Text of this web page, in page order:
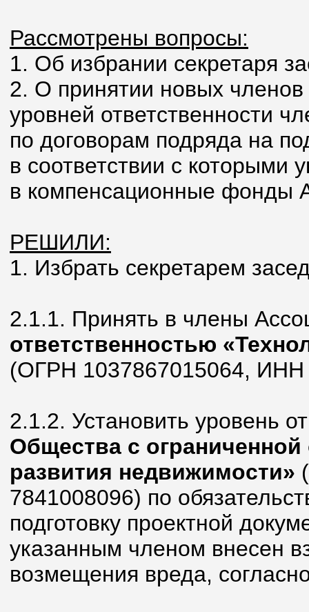
Рассмотрены вопросы:
1. Об избрании секретаря
2. О принятии новых
уровней ответственности
по договорам подряда на
в соответствии с
в компенсационные фонды
РЕШИЛИ:
1. Избрать секретарем
2.1.1. Принять в члены
ответственностью
(ОГРН 1037867015064, ИНН
2.1.2. Установить уровень
Общества с ограниченной
развития недвижимости»
7841008096) по
подготовку проектной
указанным членом внесен
возмещения вреда,